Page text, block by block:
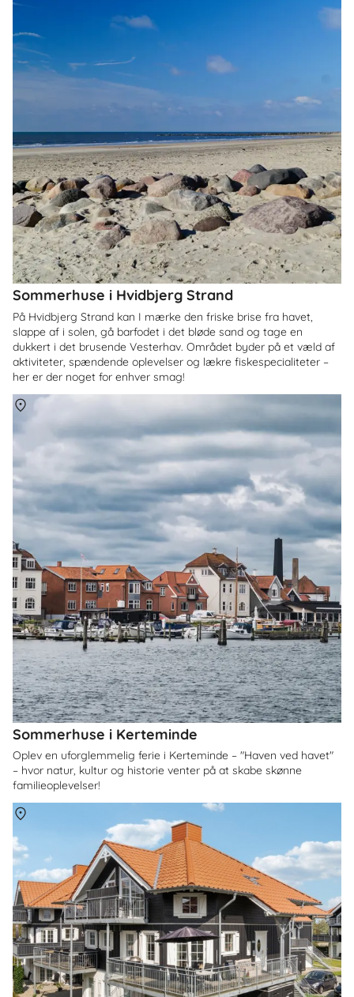
Sommerhuse i Hvidbjerg Strand
På Hvidbjerg Strand kan I mærke den friske brise fra havet,
slappe af i solen, gå barfodet i det bløde sand og tage en
dukkert i det brusende Vesterhav. Området byder på et væld af
aktiviteter, spændende oplevelser og lækre fiskespecialiteter –
her er der noget for enhver smag!
Sommerhuse i Kerteminde
Oplev en uforglemmelig ferie i Kerteminde – "Haven ved havet"
– hvor natur, kultur og historie venter på at skabe skønne
familieoplevelser!